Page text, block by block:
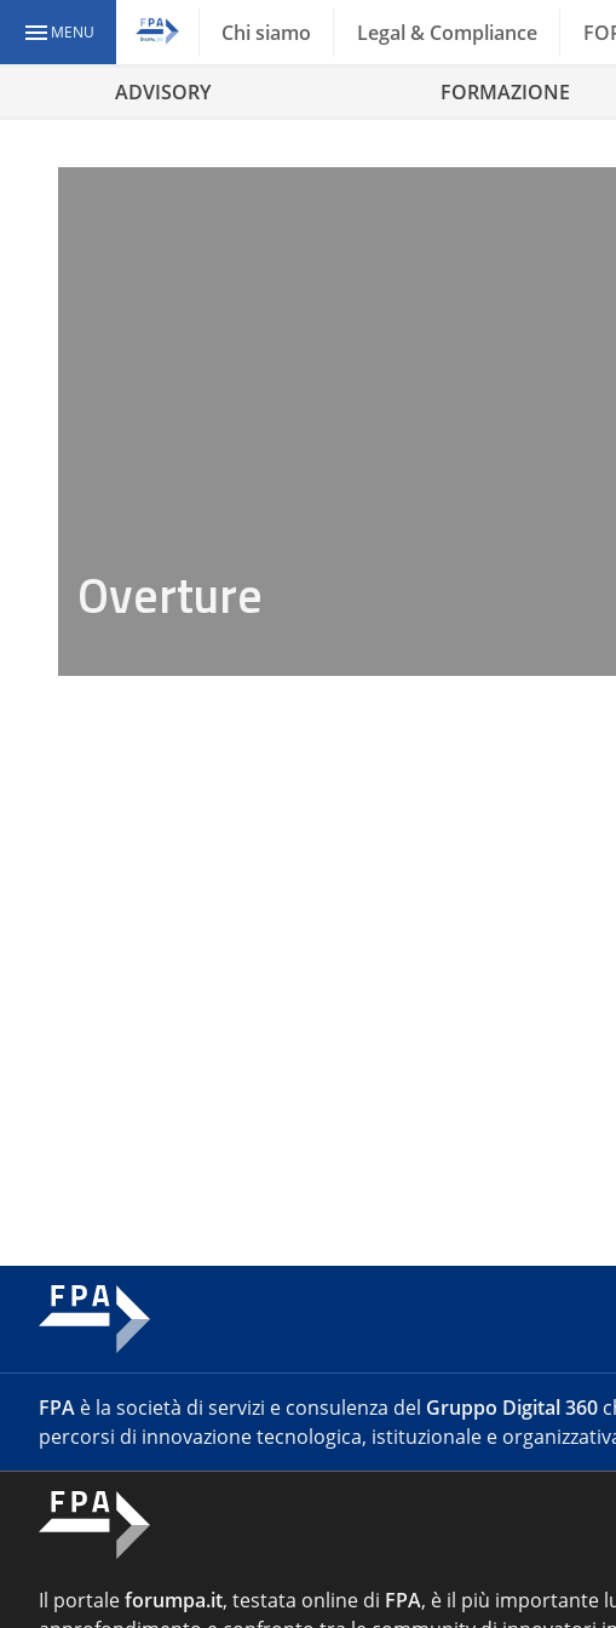
MENU Chi siamo Legal & Compliance
ADVISORY FORMAZIONE
Overture
FPA è la società di servizi e consulenza del Gruppo Digital 360
percorsi di innovazione tecnologica, istituzionale e
Il portaleforumpa.it, testata online di FPA, è il più importante